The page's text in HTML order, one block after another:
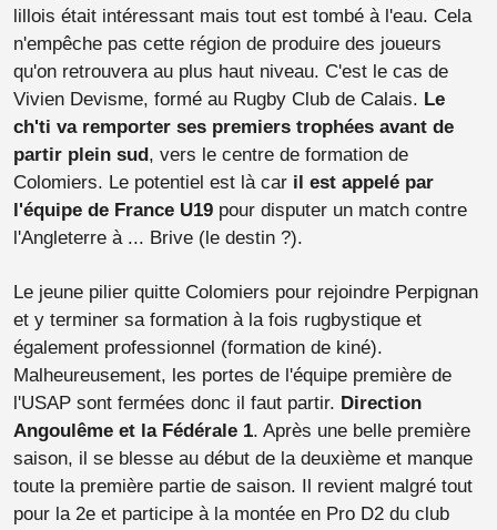
lillois était intéressant mais tout est tombé à l'eau. Cela
n'empêche pas cette région de produire des joueurs
qu'on retrouvera au plus haut niveau. C'est le cas de
Vivien Devisme, formé au Rugby Club de Calais. Le
ch'ti va remporter ses premiers trophées avant de
partir plein sud, vers le centre de formation de
Colomiers. Le potentiel est là car il est appelé par
l'équipe de France U19 pour disputer un match contre
l'Angleterre à ... Brive (le destin ?).
Le jeune pilier quitte Colomiers pour rejoindre Perpignan
et y terminer sa formation à la fois rugbystique et
également professionnel (formation de kiné).
Malheureusement, les portes de l'équipe première de
l'USAP sont fermées donc il faut partir. Direction
Angoulême et la Fédérale 1. Après une belle première
saison, il se blesse au début de la deuxième et manque
toute la première partie de saison. Il revient malgré tout
pour la 2e et participe à la montée en Pro D2 du club